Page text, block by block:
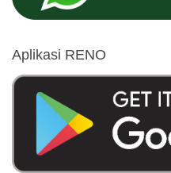
Aplikasi RENO